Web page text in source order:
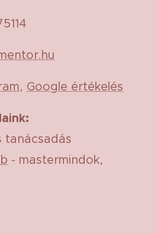
, Google értékelés
tanácsadás
- mastermindok,